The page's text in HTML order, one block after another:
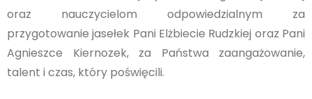
oraz nauczycielom odpowiedzialnym za
przygotowanie jasełek Pani Elżbiecie Rudzkiej oraz Pani
Agnieszce Kiernozek, za Państwa zaangażowanie,
talent i czas, który poświęcili.